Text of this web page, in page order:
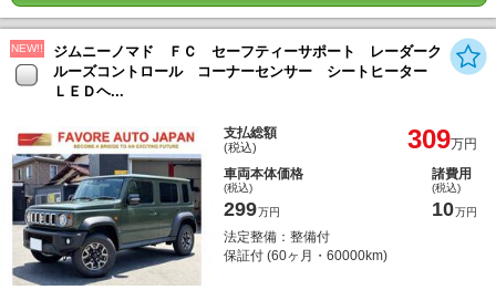
NEW!!
ジムニーノマド ＦＣ セーフティーサポート レーダーク
ルーズコントロール コーナーセンサー シートヒーター
ＬＥＤヘ...
支払総額
(税込) 309万円
車両本体価格
(税込)
299万円
諸費用
(税込)
10万円
法定整備：整備付
保証付 (60ヶ月・60000km)